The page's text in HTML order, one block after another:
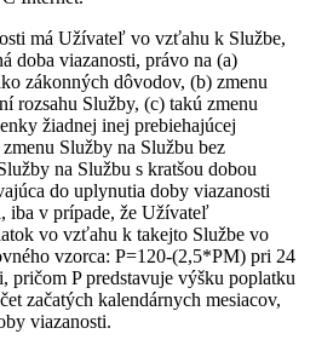
má Užívateľ vo vzťahu k Službe,
doba viazanosti, právo na (a)
zákonných dôvodov, (b) zmenu
rozsahu Služby, (c) takú zmenu
žiadnej inej prebiehajúcej
Služby na Službu bez
na Službu s kratšou dobou
do uplynutia doby viazanosti
iba v prípade, že Užívateľ
vo vzťahu k takejto Službe vo
vzorca: P=120-(2,5*PM) pri 24
pričom P predstavuje výšku poplatku
začatých kalendárnych mesiacov,
viazanosti.